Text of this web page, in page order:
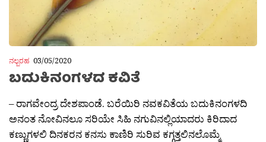
ನಲ್ಬರಹ 03/05/2020
ಬದುಕಿನಂಗಳದ ಕವಿತೆ
– ರಾಗವೇಂದ್ರ ದೇಶಪಾಂಡೆ. ಬರೆಯಿರಿ ನವಕವಿತೆಯ ಬದುಕಿನಂಗಳದಿ
ಅನಂತ ನೋವಿನಲೂ ಸರಿಯೇ ಸಿಹಿ ನಗುವಿನಲ್ಲಿಯಾದರು ಕಿರಿದಾದ
ಕಣ್ಣುಗಳಲಿ ದಿನಕರನ ಕನಸು ಕಾಣಿರಿ ಸುರಿವ ಕಗ್ಗತ್ತಲಿನಲೊಮ್ಮೆ